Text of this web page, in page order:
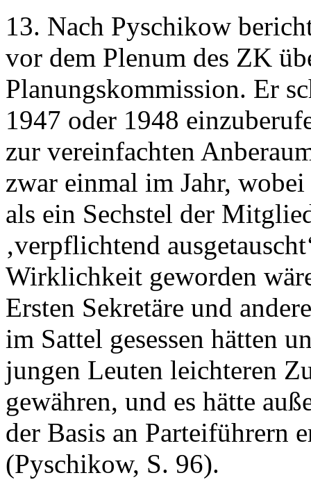
13. Nach Pyschikow
vor dem Plenum des ZK
Planungskommission. Er
1947 oder 1948
zur vereinfachten
zwar einmal im Jahr,
als ein Sechstel der
‚verpflichtend
Wirklichkeit geworden
Ersten Sekretäre und
im Sattel gesessen hätten
jungen Leuten leichteren
gewähren, und es hätte
der Basis an Parteiführern
(Pyschikow, S. 96).